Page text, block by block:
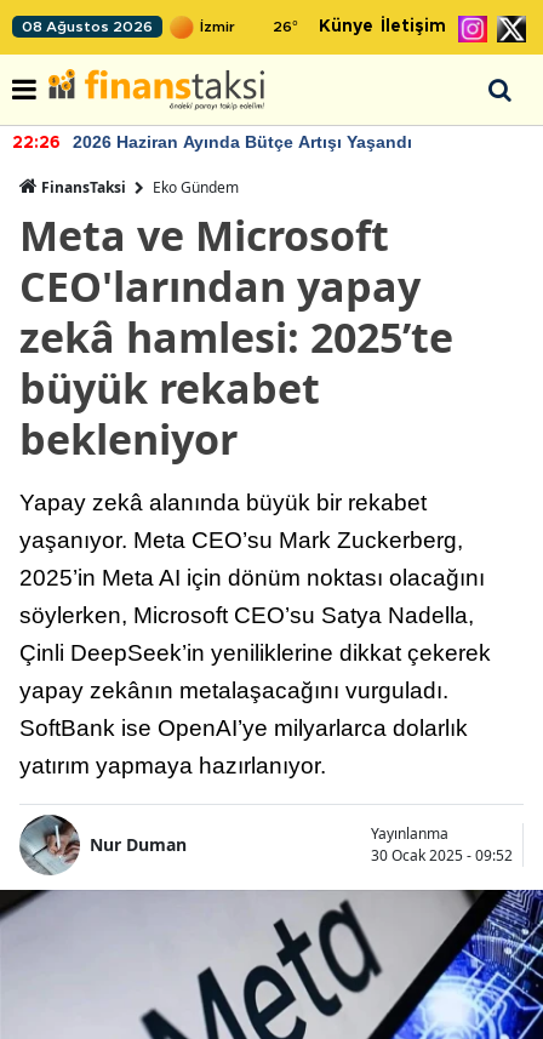
08 Ağustos 2026 26° Künye İletişim
22:26 2026 Haziran Ayında Bütçe Artışı Yaşandı
FinansTaksi Eko Gündem
Meta ve Microsoft
CEO'larından yapay
zekâ hamlesi: 2025’te
büyük rekabet
bekleniyor
Yapay zekâ alanında büyük bir rekabet
yaşanıyor. Meta CEO’su Mark Zuckerberg,
2025’in Meta AI için dönüm noktası olacağını
söylerken, Microsoft CEO’su Satya Nadella,
Çinli DeepSeek’in yeniliklerine dikkat çekerek
yapay zekânın metalaşacağını vurguladı.
SoftBank ise OpenAI’ye milyarlarca dolarlık
yatırım yapmaya hazırlanıyor.
Nur Duman
Yayınlanma
30 Ocak 2025 - 09:52